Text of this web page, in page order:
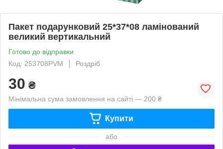
Пакет подарунковий 25*37*08 ламінований
великий вертикальний
Готово до відправки
Код: 253708PVM
Роздріб
30 ₴
Мінімальна сума замовлення на сайті — 200 ₴
Купити
або